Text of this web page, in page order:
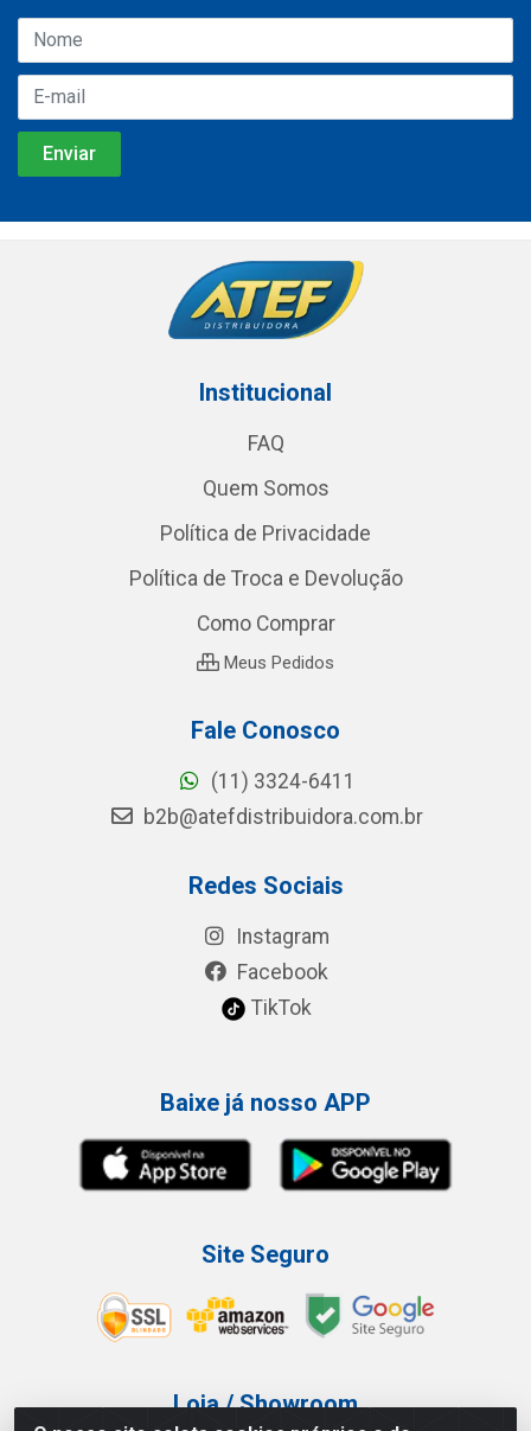
Institucional
FAQ
Quem Somos
Política de Privacidade
Política de Troca e Devolução
Como Comprar
Meus Pedidos
Fale Conosco
(11) 3324-6411
b2b@atefdistribuidora.com.br
Redes Sociais
Instagram
Facebook
TikTok
Baixe já nosso APP
Site Seguro
Loja / Showroom